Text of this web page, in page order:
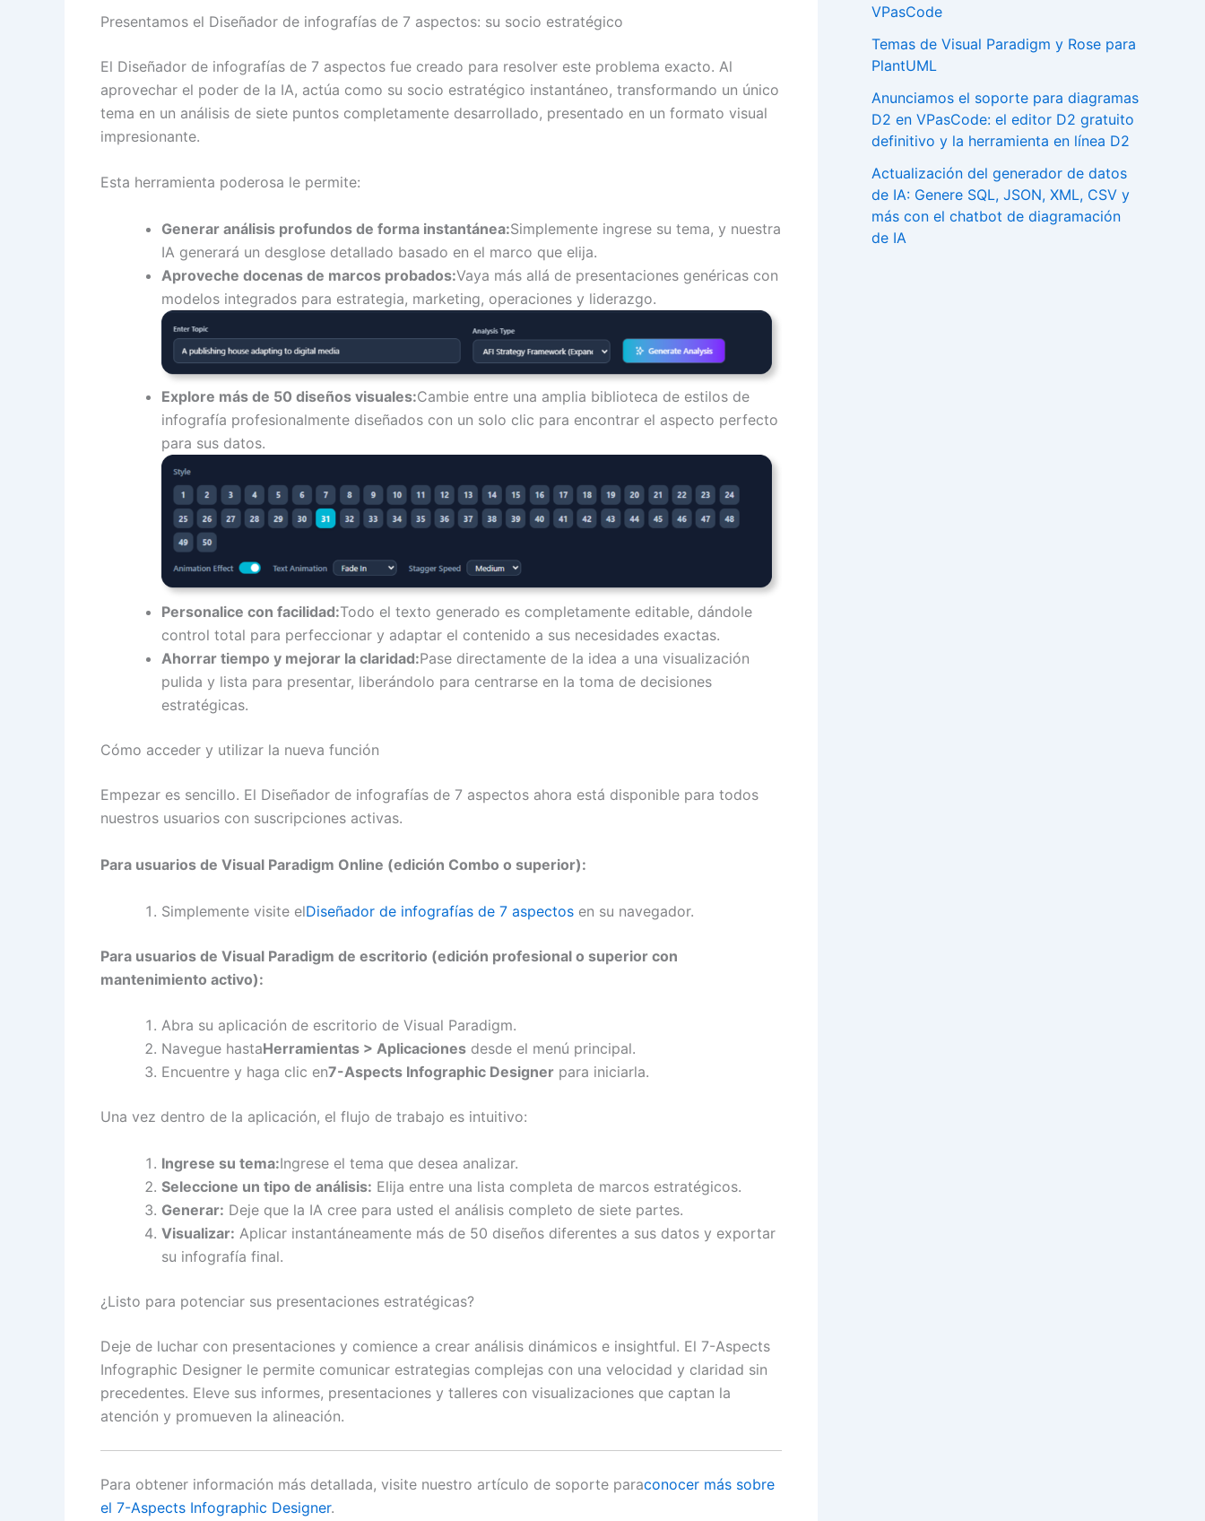
Presentamos el Diseñador de infografías de 7 aspectos: su socio estratégico
El Diseñador de infografías de 7 aspectos fue creado para resolver este problema exacto. Al
aprovechar el poder de la IA, actúa como su socio estratégico instantáneo, transformando un único
tema en un análisis de siete puntos completamente desarrollado, presentado en un formato visual
impresionante.
Esta herramienta poderosa le permite:
Generar análisis profundos de forma instantánea:Simplemente ingrese su tema, y nuestra
IA generará un desglose detallado basado en el marco que elija.
Aproveche docenas de marcos probados:Vaya más allá de presentaciones genéricas con
modelos integrados para estrategia, marketing, operaciones y liderazgo.
Explore más de 50 diseños visuales:Cambie entre una amplia biblioteca de estilos de
infografía profesionalmente diseñados con un solo clic para encontrar el aspecto perfecto
para sus datos.
Personalice con facilidad:Todo el texto generado es completamente editable, dándole
control total para perfeccionar y adaptar el contenido a sus necesidades exactas.
Ahorrar tiempo y mejorar la claridad:Pase directamente de la idea a una visualización
pulida y lista para presentar, liberándolo para centrarse en la toma de decisiones
estratégicas.
Cómo acceder y utilizar la nueva función
Empezar es sencillo. El Diseñador de infografías de 7 aspectos ahora está disponible para todos
nuestros usuarios con suscripciones activas.
Para usuarios de Visual Paradigm Online (edición Combo o superior):
Simplemente visite elDiseñador de infografías de 7 aspectos en su navegador.
Para usuarios de Visual Paradigm de escritorio (edición profesional o superior con
mantenimiento activo):
Abra su aplicación de escritorio de Visual Paradigm.
Navegue hastaHerramientas > Aplicaciones desde el menú principal.
Encuentre y haga clic en7-Aspects Infographic Designer para iniciarla.
Una vez dentro de la aplicación, el flujo de trabajo es intuitivo:
Ingrese su tema:Ingrese el tema que desea analizar.
Seleccione un tipo de análisis: Elija entre una lista completa de marcos estratégicos.
Generar: Deje que la IA cree para usted el análisis completo de siete partes.
Visualizar: Aplicar instantáneamente más de 50 diseños diferentes a sus datos y exportar
su infografía final.
¿Listo para potenciar sus presentaciones estratégicas?
Deje de luchar con presentaciones y comience a crear análisis dinámicos e insightful. El 7-Aspects
Infographic Designer le permite comunicar estrategias complejas con una velocidad y claridad sin
precedentes. Eleve sus informes, presentaciones y talleres con visualizaciones que captan la
atención y promueven la alineación.
Para obtener información más detallada, visite nuestro artículo de soporte paraconocer más sobre
el 7-Aspects Infographic Designer.
VPasCode
Temas de Visual Paradigm y Rose para
PlantUML
Anunciamos el soporte para diagramas
D2 en VPasCode: el editor D2 gratuito
definitivo y la herramienta en línea D2
Actualización del generador de datos
de IA: Genere SQL, JSON, XML, CSV y
más con el chatbot de diagramación
de IA